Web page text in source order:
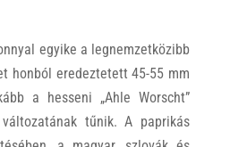
egyike a legnemzetközibb
honból eredeztetett 45-55 mm
a hesseni „Ahle Worscht”
tűnik. A paprikás